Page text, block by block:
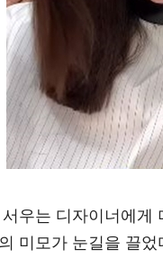
우는 디자이너에게
미모가 눈길을 끌었